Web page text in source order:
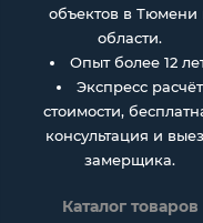
объектов в Тюмени
области.
Опыт более 12
Экспресс расчёт
стоимости,
консультация и
замерщика.
Каталог товаров